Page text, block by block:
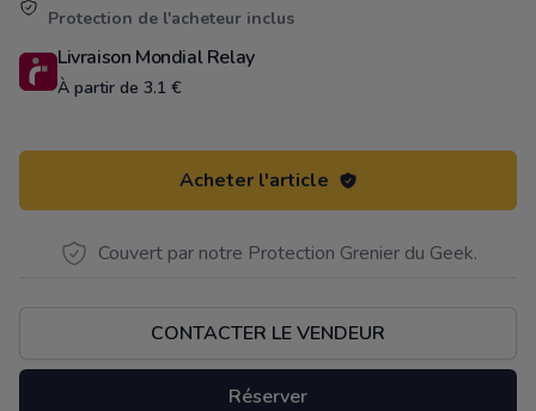
Protection de l'acheteur inclus
Livraison Mondial Relay
À partir de 3.1 €
Acheter l'article
Couvert par notre Protection Grenier du Geek.
CONTACTER LE VENDEUR
Réserver